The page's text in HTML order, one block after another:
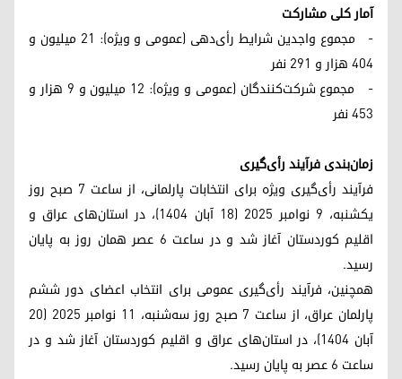
آمار کلی مشارکت
- مجموع واجدین شرایط رأی‌دهی (عمومی و ویژه): ۲۱ میلیون و
۴۰۴ هزار و ۲۹۱ نفر
- مجموع شرکت‌کنندگان (عمومی و ویژه): ۱۲ میلیون و ۹ هزار و
۴۵۳ نفر
زمان‌بندی فرآیند رأی‌گیری
فرآیند رأی‌گیری ویژه برای انتخابات پارلمانی، از ساعت ۷ صبح روز
یکشنبه، ۹ نوامبر ۲۰۲۵ (۱۸ آبان ۱۴۰۴)، در استان‌های عراق و
اقلیم کوردستان آغاز شد و در ساعت ۶ عصر همان روز به پایان
رسید.
همچنین، فرآیند رأی‌گیری عمومی برای انتخاب اعضای دور ششم
پارلمان عراق، از ساعت ۷ صبح روز سه‌شنبه، ۱۱ نوامبر ۲۰۲۵ (۲۰
آبان ۱۴۰۴)، در استان‌های عراق و اقلیم کوردستان آغاز شد و در
ساعت ۶ عصر به پایان رسید.